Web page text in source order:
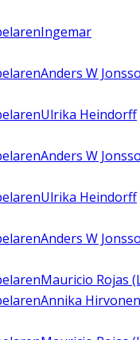
Ingemar
Anders W
Ulrika Heindorff
Anders W
Ulrika Heindorff
Anders W
Mauricio Rojas
Annika Hirvonen